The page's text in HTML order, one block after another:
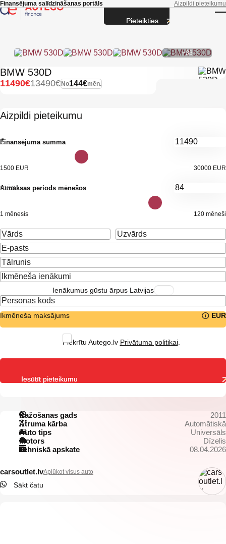
Skip to main content
Finansējuma salīdzināšanas portāls Aizpildi pieteikumu
+33
BMW 530D
No144€mēn.
13490€
11490€
Aizpildi pieteikumu
Finansējuma summa
€
1500 EUR 30000 EUR
Atmaksas periods mēnešos
mēn.
1 mēnesis 120 mēneši
Ienākumus gūstu ārpus Latvijas
Ikmēneša maksājums EUR
Piekrītu Autego.lv Privātuma politikai.
Ražošanas gads
2011
Ātruma kārba
Automātiskā
Auto tips
Universāls
Motors
Dīzelis
Tehniskā apskate
08.04.2026
carsoutlet.lvAplūkot visus auto
Sākt čatu